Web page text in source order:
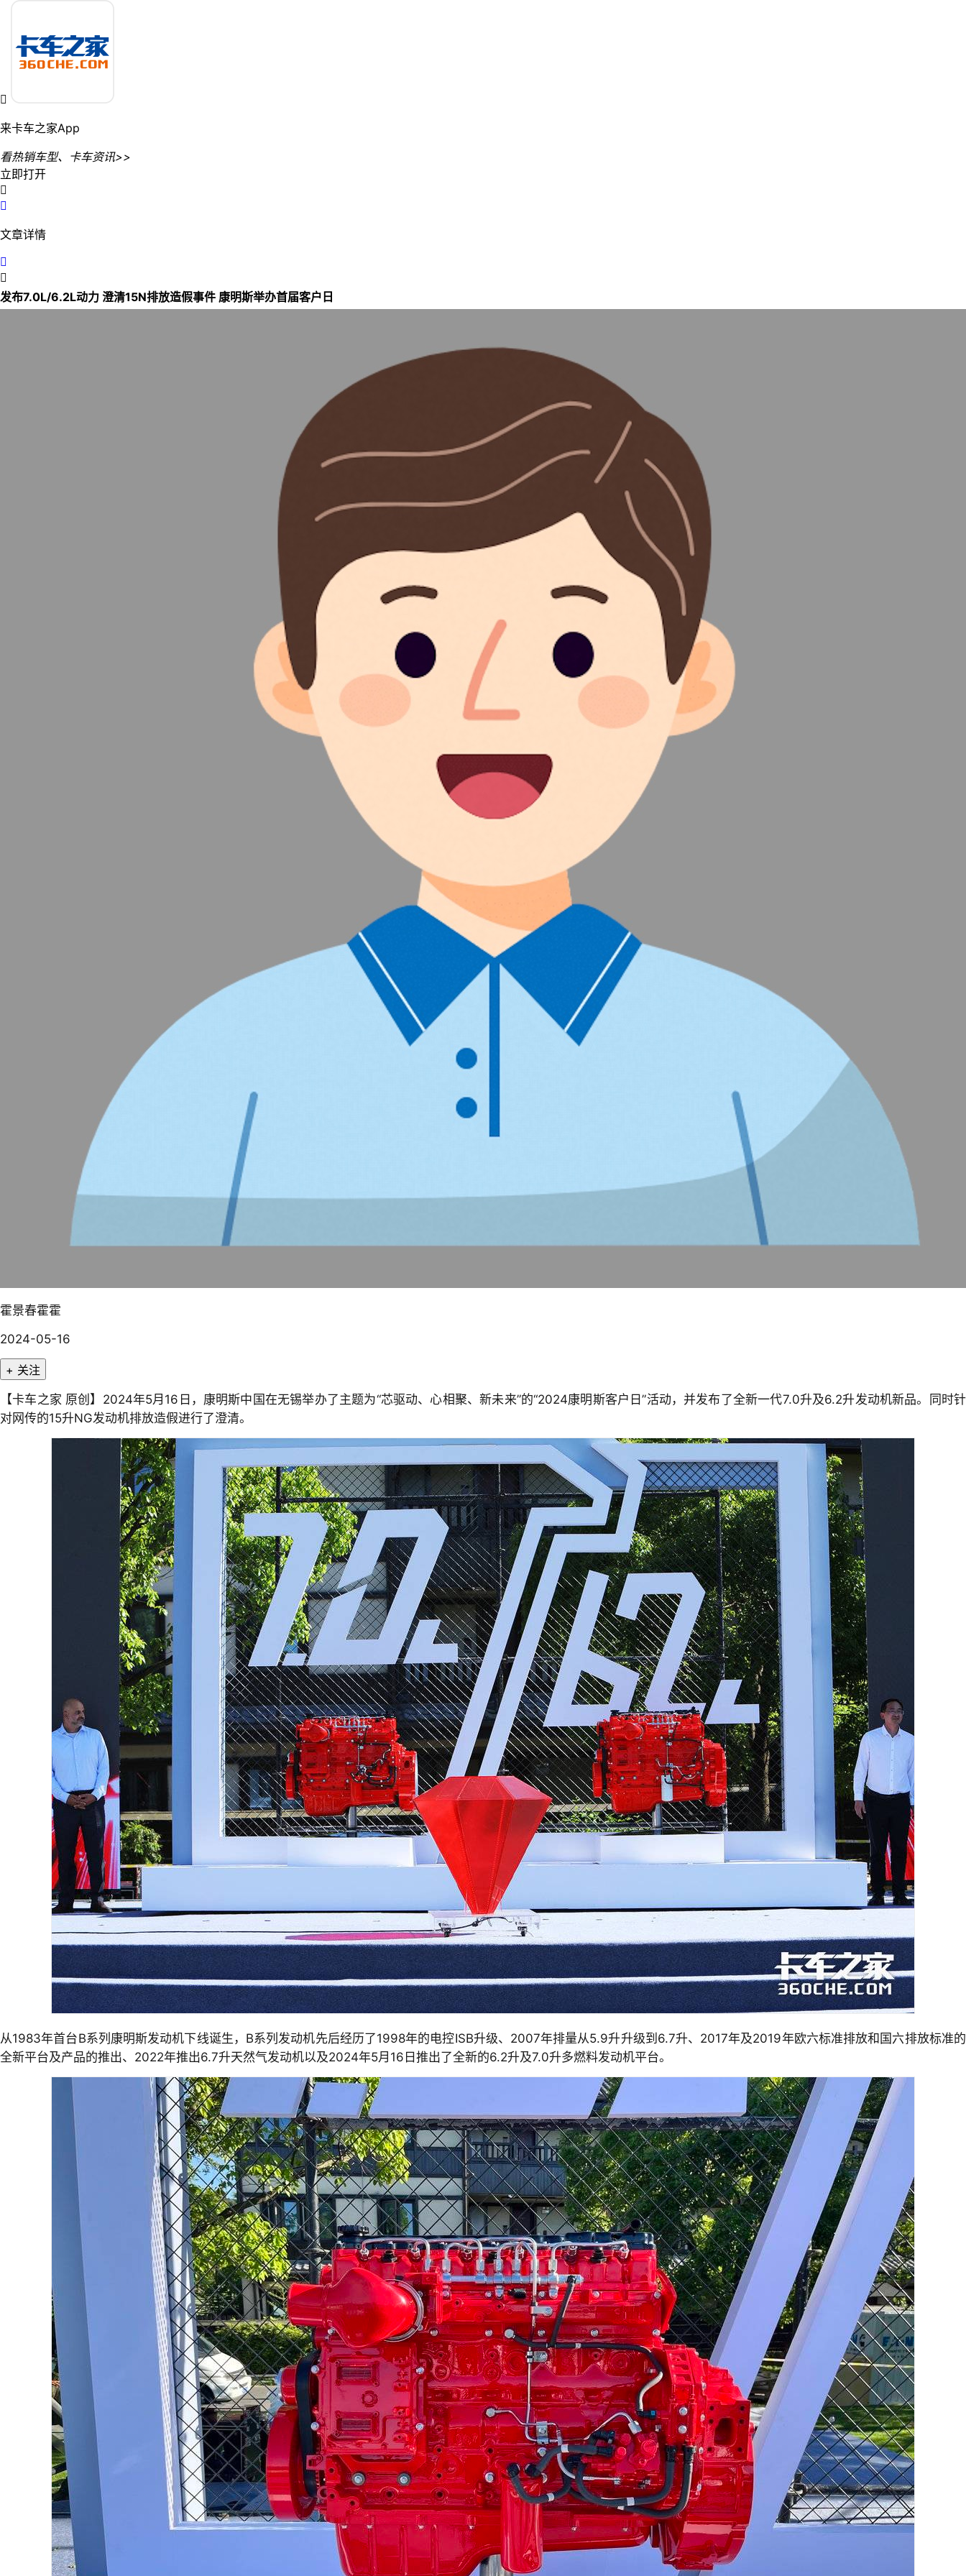

来卡车之家App
看热销车型、卡车资讯>>
立即打开


文章详情


发布7.0L/6.2L动力 澄清15N排放造假事件 康明斯举办首届客户日
霍景春霍霍
2024-05-16
+ 关注
【卡车之家 原创】2024年5月16日，康明斯中国在无锡举办了主题为“芯驱动、心相聚、新未来”的“2024康明斯客户日”活动，并发布了全新一代7.0升及6.2升发动机新品。同时针
对网传的15升NG发动机排放造假进行了澄清。
从1983年首台B系列康明斯发动机下线诞生，B系列发动机先后经历了1998年的电控ISB升级、2007年排量从5.9升升级到6.7升、2017年及2019年欧六标准排放和国六排放标准的
全新平台及产品的推出、2022年推出6.7升天然气发动机以及2024年5月16日推出了全新的6.2升及7.0升多燃料发动机平台。